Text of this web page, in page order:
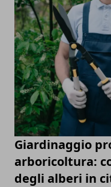
Giardinaggio
arboricoltura:
degli alberi in